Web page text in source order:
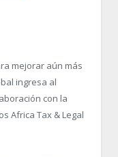
mejorar aún más
ingresa al
con la
Africa Tax & Legal